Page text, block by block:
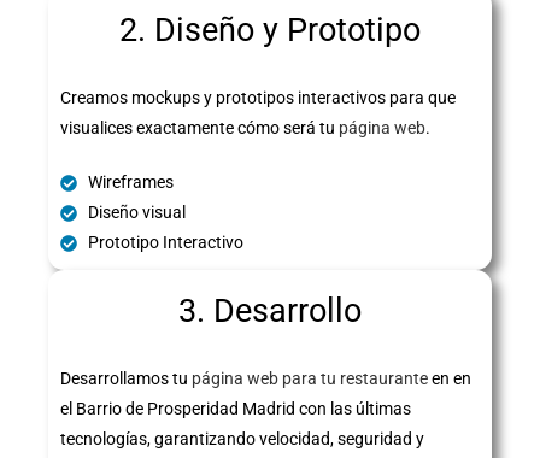
2. Diseño y Prototipo
Creamos mockups y prototipos interactivos para que
visualices exactamente cómo será tu página web.
Wireframes
Diseño visual
Prototipo Interactivo
3. Desarrollo
Desarrollamos tu página web para tu restauranteen en
el Barrio de Prosperidad Madrid con las últimas
tecnologías, garantizando velocidad, seguridad y